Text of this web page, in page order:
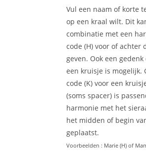
Vul een naam of korte
op een kraal wilt. Dit
combinatie met een
code (H) voor of achter
geven. Ook een
een kruisje is mogelijk.
code (K) voor een
(soms spacer) is
harmonie met het
het midden of begin
geplaatst.
Voorbeelden : Marie (H) of